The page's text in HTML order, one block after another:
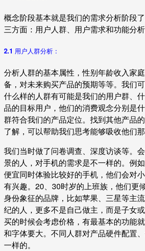
概念阶段基本就是我们的需求分析阶段
三方面：用户人群、用户需求和功能分析
2.1 用户人群分析：
分析人群的基本属性，性别年龄收入家
备，对未来购买产品的预期等等。我们
什么样的人群有可能是我们的用户群、
品的目标用户，他们的消费观念分别是
群符合我们的产品定位。找到其他产品
了解，可以帮助我们思考能够吸收他们那
我们当时做了问卷调查、深度访谈等。
景的人，对手机的需求是不一样的。例
便宜同时体验比较好的手机，他们会对
有兴趣。20、30时岁的上班族，他们更
身份象征的品牌，比如苹果、三星等主
纪的人，更多不是自己做主，而是子女
买的时候会考虑价格，有最基本的功能
和字体要大。不同人群对产品硬件配置
一样的。